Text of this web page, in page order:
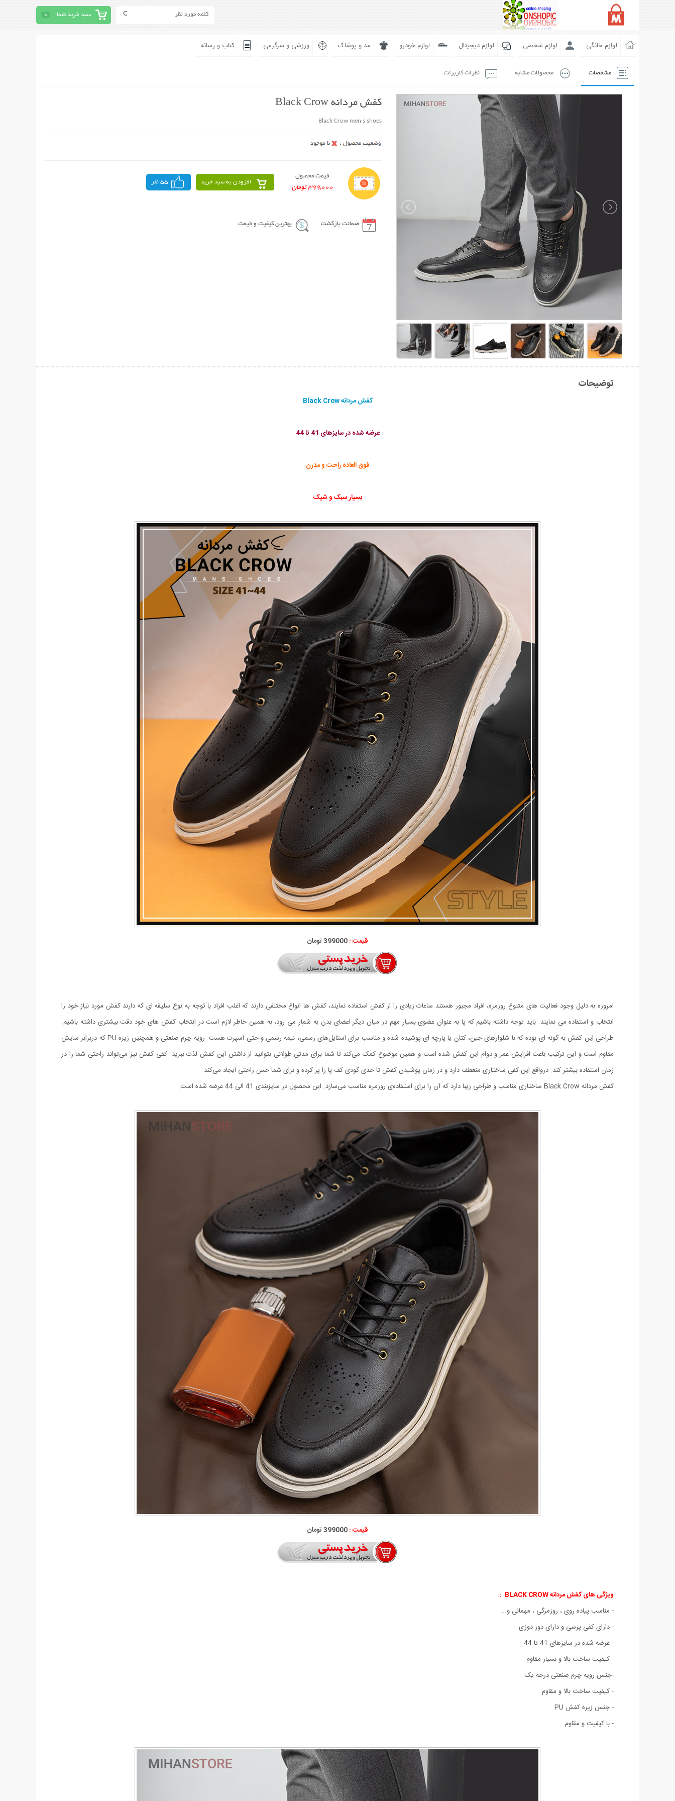
سبد خرید شما 0
لوازم خانگی لوازم شخصی لوازم دیجیتال لوازم خودرو مد و پوشاک ورزشی و سرگرمی کتاب و رسانه
مشخصات محصولات مشابه نظرات کاربرات
کفش مردانه Black Crow
Black Crow men s shoes
قیمت محصول
399,000 تومان
افزودن به سبد خرید 55 نفر
ضمانت بازگشت بهترین کیفیت و قیمت
توضیحات
کفش مردانه Black Crow
عرضه شده در سایزهای 41 تا 44
فوق العاده راحت و مدرن
بسیار سبک و شیک
قیمت :399000 تومان
امروزه به دلیل وجود فعالیت های متنوع روزمره، افراد مجبور هستند ساعات زیادی را از کفش استفاده نمایند، کفش ها انواع مختلفی دارند که اغلب افراد با توجه به نوع سلیقه ای که دارند کفش مورد نیاز خود را
انتخاب و استفاده می نمایند. باید توجه داشته باشیم که پا به عنوان عضوی بسیار مهم در میان دیگر اعضای بدن به شمار می رود، به همین خاطر لازم است در انتخاب کفش های خود دقت بیشتری داشته باشیم.
طراحی این کفش به گونه ای بوده که با شلوارهای جین، کتان یا پارچه ای پوشیده شده و مناسب برای استایل‌های رسمی، نیمه رسمی و حتی اسپرت هست. رویه چرم صنعتی و همچنین زیره‌ PU که دربرابر سایش
مقاوم است و این ترکیب باعث افزایش عمر و دوام این کفش شده است و همین موضوع کمک می‌کند تا شما برای مدتی طولانی بتوانید از داشتن این کفش لذت ببرید. کفی کفش نیز می‌تواند راحتی شما را در
زمان استفاده بیشتر کند. درواقع این کفی ساختاری منعطف دارد و در زمان پوشیدن کفش تا حدی گودی کف پا را پر کرده و برای شما حس راحتی ایجاد می‌کند.
کفش مردانه Black Crow ساختاری مناسب و طراحی زیبا دارد که آن را برای استفاده‌ی روزمره مناسب می‌سازد. این محصول در سایزبندی 41 الی 44 عرضه شده است.
قیمت :399000 تومان
ویژگی های کفش مردانه BLACK CROW :
- مناسب پیاده روی ، روزمرگی ، مهمانی و...
- دارای کفی پرسی و دارای دور دوزی
- عرضه شده در سایزهای 41 تا 44
- کیفیت ساخت بالا و بسیار مقاوم
-جنس رویه چرم صنعتی درجه یک
- کیفیت ساخت بالا و مقاوم
- جنس زیره کفش PU
- با کیفیت و مقاوم